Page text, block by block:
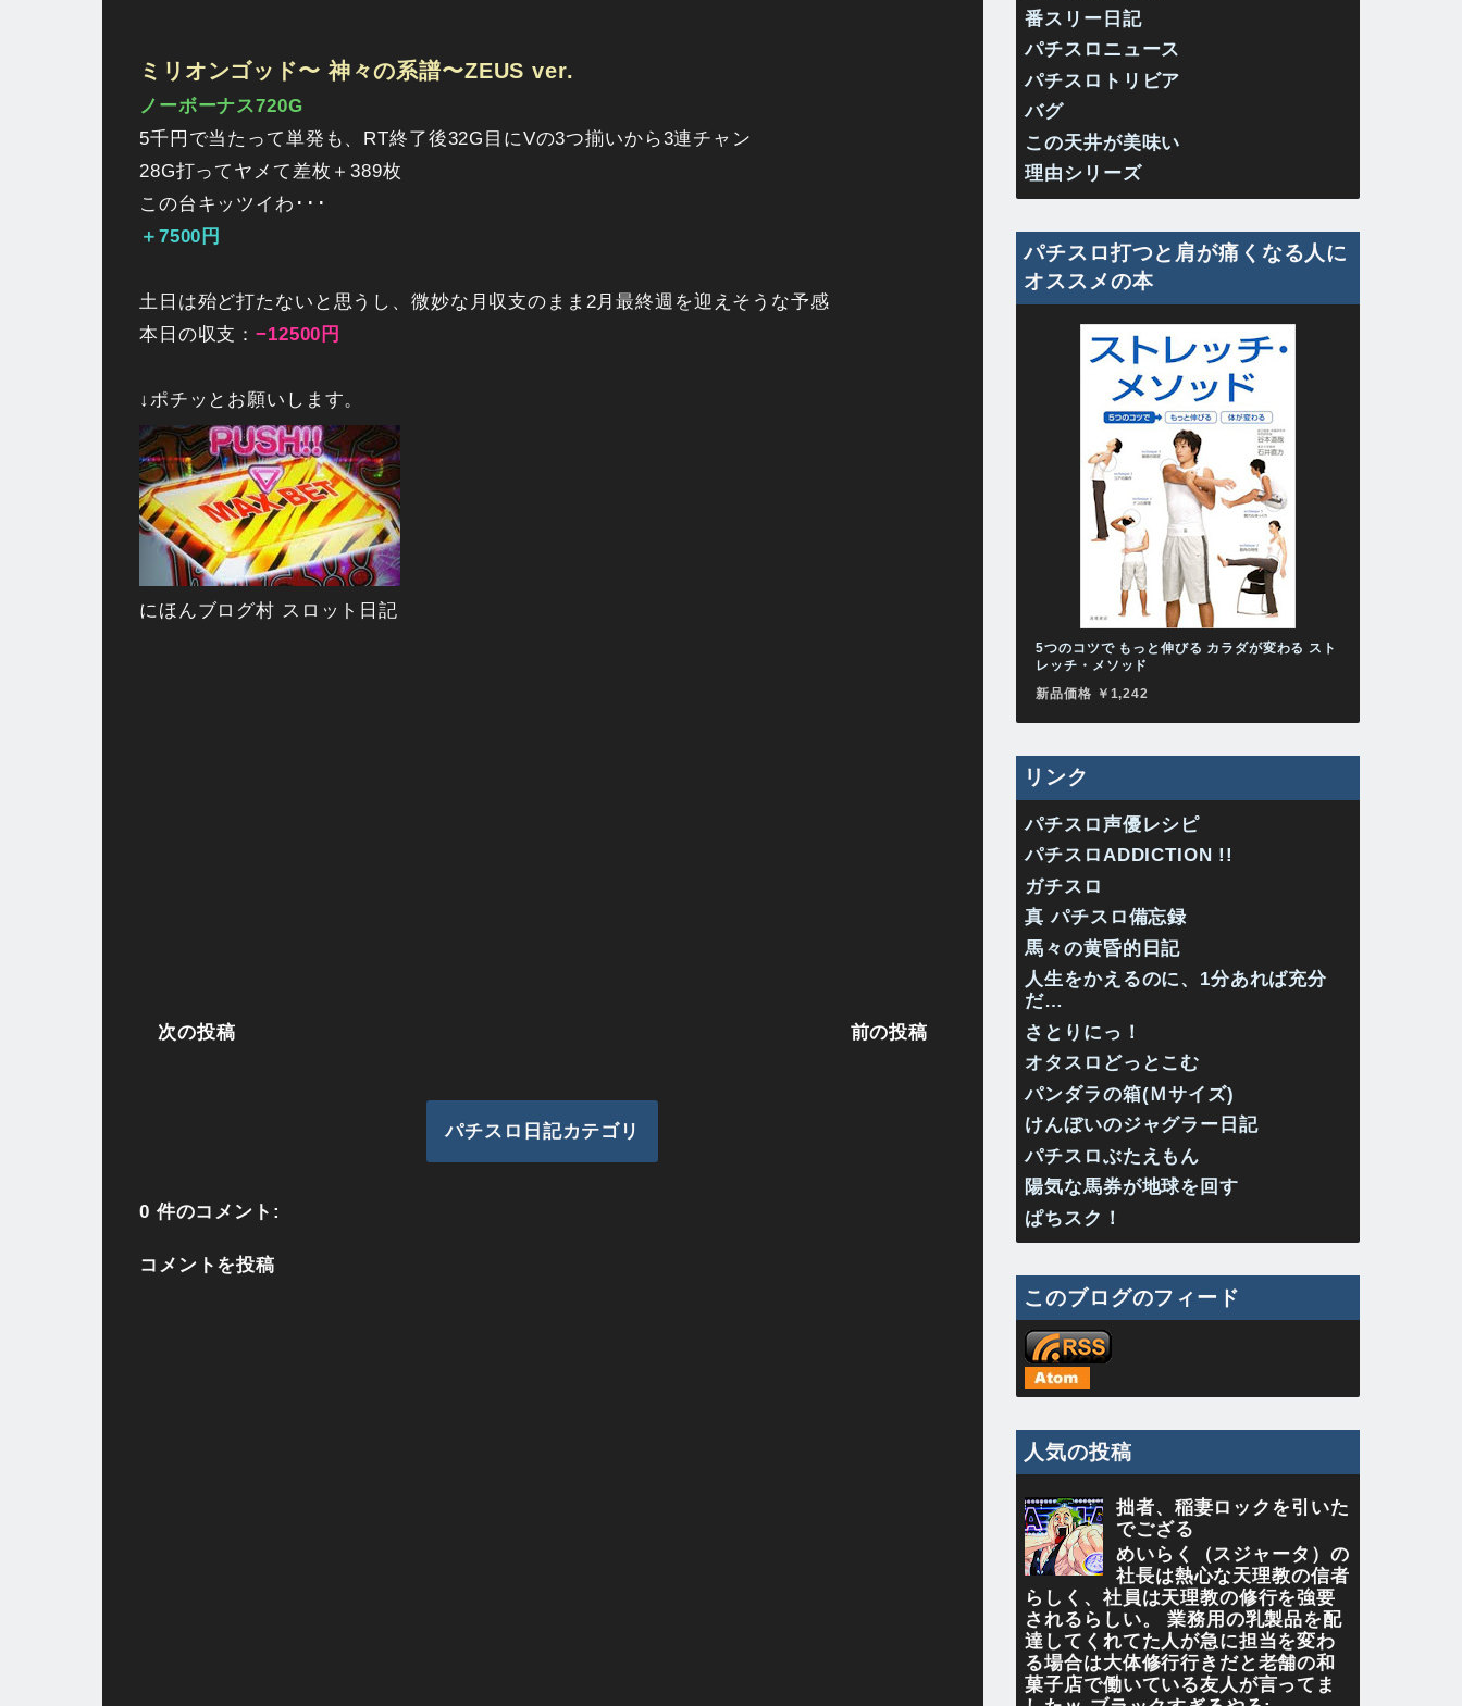
ミリオンゴッド〜 神々の系譜〜ZEUS ver.
ノーボーナス720G
5千円で当たって単発も、RT終了後32G目にVの3つ揃いから3連チャン
28G打ってヤメて差枚＋389枚
この台キッツイわ･･･
＋7500円
土日は殆ど打たないと思うし、微妙な月収支のまま2月最終週を迎えそうな予感
本日の収支：−12500円
↓ポチッとお願いします。
にほんブログ村 スロット日記
次の投稿 前の投稿
パチスロ日記カテゴリ
0 件のコメント:
コメントを投稿
番スリー日記
パチスロニュース
パチスロトリビア
バグ
この天井が美味い
理由シリーズ
パチスロ打つと肩が痛くなる人に
オススメの本
5つのコツで もっと伸びる カラダが変わる スト
レッチ・メソッド
新品価格 ￥1,242
リンク
パチスロ声優レシピ
パチスロADDICTION !!
ガチスロ
真 パチスロ備忘録
馬々の黄昏的日記
人生をかえるのに、1分あれば充分
だ…
さとりにっ！
オタスロどっとこむ
パンダラの箱(Ｍサイズ)
けんぼいのジャグラー日記
パチスロぶたえもん
陽気な馬券が地球を回す
ぱちスク！
このブログのフィード
人気の投稿
拙者、稲妻ロックを引いた
でござる
めいらく（スジャータ）の
社長は熱心な天理教の信者
らしく、社員は天理教の修行を強要
されるらしい。 業務用の乳製品を配
達してくれてた人が急に担当を変わ
る場合は大体修行行きだと老舗の和
菓子店で働いている友人が言ってま